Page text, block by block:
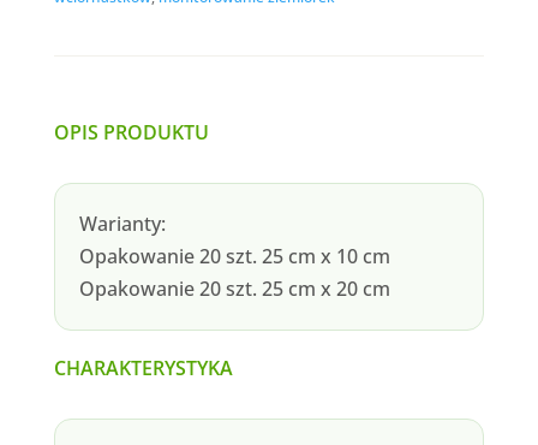
OPIS PRODUKTU
Warianty:
Opakowanie 20 szt. 25 cm x 10 cm
Opakowanie 20 szt. 25 cm x 20 cm
CHARAKTERYSTYKA